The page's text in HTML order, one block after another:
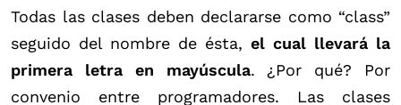
Todas las clases deben declararse como “class”
seguido del nombre de ésta, el cual llevará la
primera letra en mayúscula. ¿Por qué? Por
convenio entre programadores. Las clases